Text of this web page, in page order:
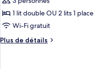
ce
type
chambre :
1 lit double OU 2 lits 1 place
Wi-Fi gratuit
Plus de détails
Plus